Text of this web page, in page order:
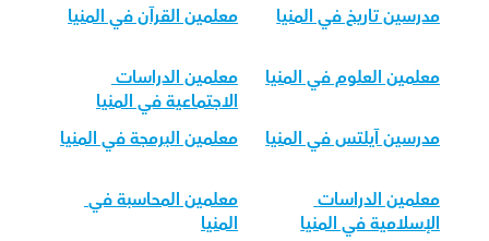
مدرسين تاريخ في المنيا
معلمين القرآن في المنيا
معلمين العلوم في المنيا
معلمين الدراسات
الاجتماعية في المنيا
مدرسين آيلتس في المنيا
معلمين البرمجة في المنيا
معلمين الدراسات
الإسلامية في المنيا
معلمين المحاسبة في
المنيا